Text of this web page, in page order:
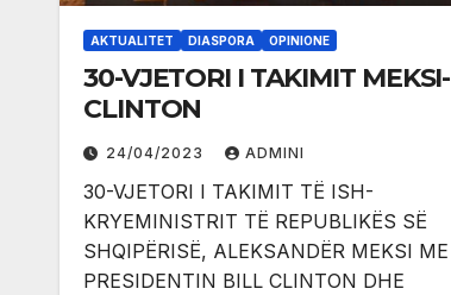
AKTUALITET DIASPORA OPINIONE
30-VJETORI I TAKIMIT MEKSI-
CLINTON
24/04/2023 ADMINI
30-VJETORI I TAKIMIT TË ISH-
KRYEMINISTRIT TË REPUBLIKËS SË
SHQIPËRISË, ALEKSANDËR MEKSI ME
PRESIDENTIN BILL CLINTON DHE